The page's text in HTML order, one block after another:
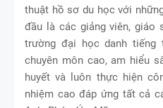
thuật hồ sơ du học với
đầu là các giảng viên,
trường đại học danh
chuyên môn cao, am hiểu
huyết và luôn thực hiện
nhiệm cao đáp ứng tất cả